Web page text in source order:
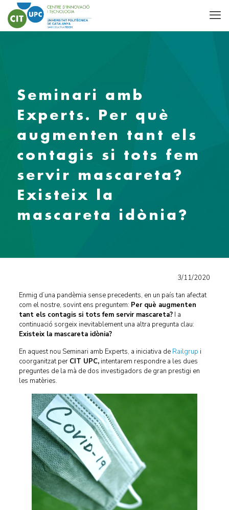
Seminari amb
Experts. Per què
augmenten tant els
contagis si tots fem
servir mascareta?
Existeix la
mascareta idònia?
3/11/2020
Enmig d’una pandèmia sense precedents, en un país tan afectat
com el nostre, sovint ens preguntem: Per què augmenten
tant els contagis si tots fem servir mascareta?I a
continuació sorgeix inevitablement una altra pregunta clau:
Existeix la mascareta idònia?
En aquest nou Seminari amb Experts, a iniciativa de Railgrup i
coorganitzat per CIT UPC,intentarem respondre a les dues
preguntes de la mà de dos investigadors de gran prestigi en
les matèries.